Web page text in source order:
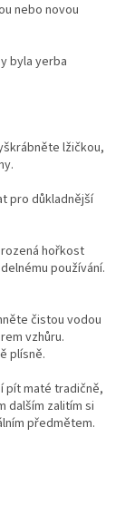
nebo novou
byla yerba
lžičkou,
pro důkladnější
hořkost
používání.
čistou vodou
vzhůru.
plísně.
pít maté tradičně,
dalším zalitím si
předmětem.